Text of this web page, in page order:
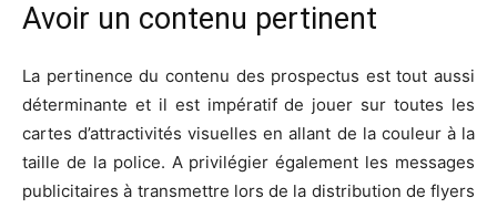
Avoir un contenu pertinent
La pertinence du contenu des prospectus est tout aussi
déterminante et il est impératif de jouer sur toutes les
cartes d’attractivités visuelles en allant de la couleur à la
taille de la police. A privilégier également les messages
publicitaires à transmettre lors de la distribution de flyers